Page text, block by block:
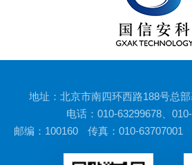
地址：北京市南四环西路188号总
电话：010-63299678、
邮编：100160
传真：010-63707001